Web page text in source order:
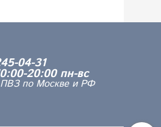
04-31
20:00 пн-вс
по Москве и РФ